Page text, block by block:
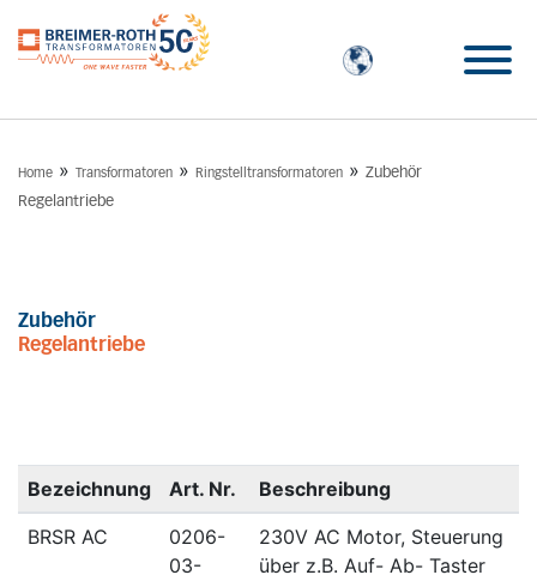
Home » Transformatoren » Ringstelltransformatoren » Zubehör
Regelantriebe
Zubehör
Regelantriebe
Bezeichnung Art. Nr.
Beschreibung
BRSR AC
0206-
03-
230V AC Motor, Steuerung
über z.B. Auf- Ab- Taster